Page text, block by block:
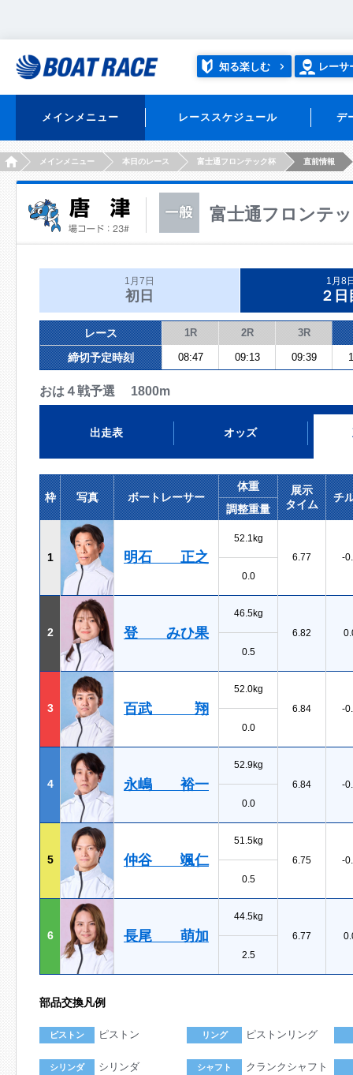
知る楽しむ レーサ
メインメニュー レーススケジュール デ
HOMEメインメニュー 本日のレース 富士通フロンテック杯 直前情報
富士通フロンテ
1月7日
初日
1月8
２日
レース 1R 2R 3R
締切予定時刻 08:47 09:13 09:39
おは４戦予選 1800m
出走表 オッズ
枠 写真 ボートレーサー
体重
展示
タイム
チ
調整重量
1 明石 正之
52.1kg
6.77
-
0.0
2 登 みひ果
46.5kg
6.82
0.5
3 百武 翔
52.0kg
6.84
-
0.0
4 永嶋 裕一
52.9kg
6.84
-
0.0
5 仲谷 颯仁
51.5kg
6.75
-
0.5
6 長尾 萌加
44.5kg
6.77
2.5
部品交換凡例
ピストン ピストン リング ピストンリング
シリンダ シリンダ シャフト クランクシャフト